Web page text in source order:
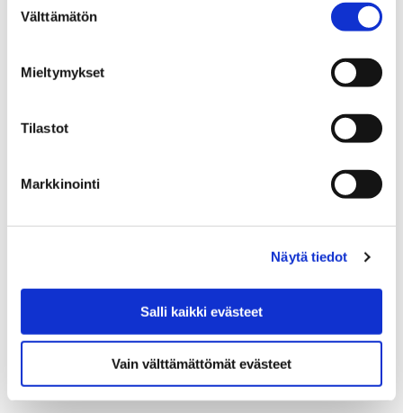
valinta
Välttämätön
Mieltymykset
Tilastot
Markkinointi
Näytä tiedot
Salli kaikki evästeet
Vain välttämättömät evästeet
Viivojen piirtämisen jälkeen pohditaan, miksi eri
oppilaiden viivat ovat eripituisia ja miten veden
Esimerkkejä vedenkulutuksesta: